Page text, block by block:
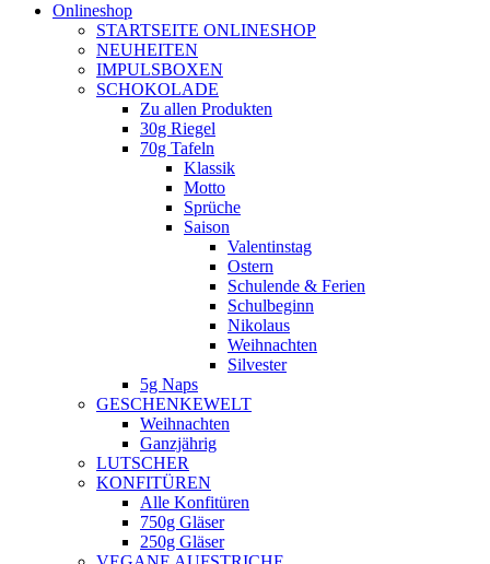
opensOnlineshop
STARTSEITE ONLINESHOP
NEUHEITEN
IMPULSBOXEN
SCHOKOLADE
Zu allen Produkten
30g Riegel
70g Tafeln
Klassik
Motto
Sprüche
Saison
Valentinstag
Ostern
Schulende & Ferien
Schulbeginn
Nikolaus
Weihnachten
Silvester
5g Naps
GESCHENKEWELT
Weihnachten
Ganzjährig
LUTSCHER
KONFITÜREN
Alle Konfitüren
750g Gläser
250g Gläser